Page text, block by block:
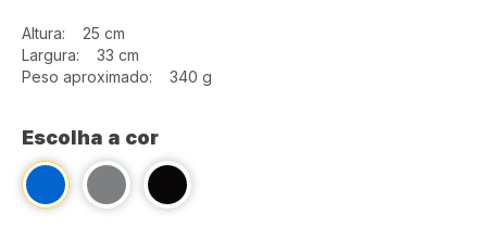
Altura: 25 cm
Largura: 33 cm
Peso aproximado: 340 g
Escolha a cor